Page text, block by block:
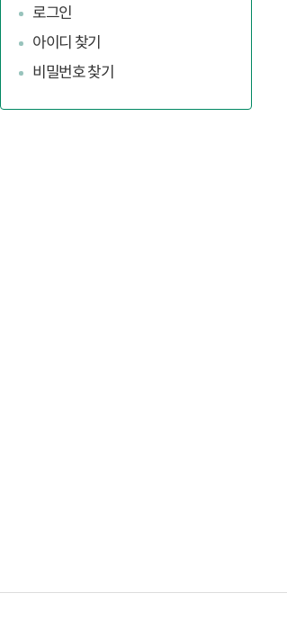
로그인
아이디 찾기
비밀번호 찾기
관